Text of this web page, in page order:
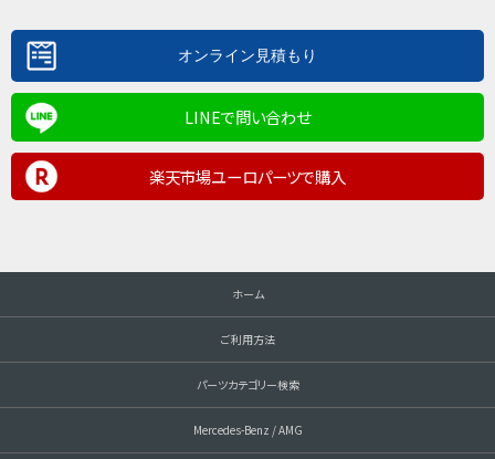
LINEで問い合わせ
楽天市場ユーロパーツで購入
ホーム
ご利用方法
パーツカテゴリー検索
Mercedes-Benz / AMG